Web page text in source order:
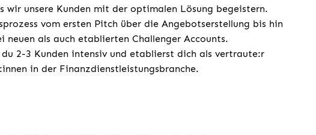
wir unsere Kunden mit der optimalen Lösung begeistern.
vom ersten Pitch über die Angebotserstellung bis hin
neuen als auch etablierten Challenger Accounts.
2-3 Kunden intensiv und etablierst dich als vertraute:r
in der Finanzdienstleistungsbranche.